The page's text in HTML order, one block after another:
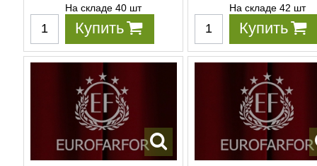
На складе 40 шт
Купить
На складе 42 шт
Купить